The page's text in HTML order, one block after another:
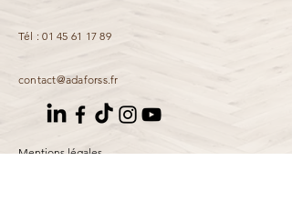
Tél :01 45 61 17 89
contact@adaforss.fr
Mentions légales